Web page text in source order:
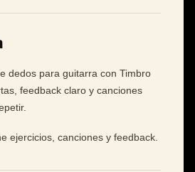
dedos para guitarra con Timbro
feedback claro y canciones
ejercicios, canciones y feedback.